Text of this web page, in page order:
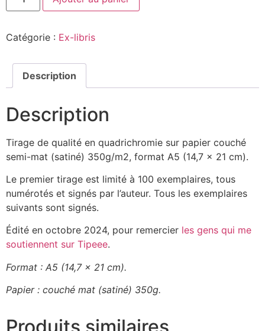
Catégorie : Ex-libris
Description
Description
Tirage de qualité en quadrichromie sur papier couché
semi-mat (satiné) 350g/m2, format A5 (14,7 x 21 cm).
Le premier tirage est limité à 100 exemplaires, tous
numérotés et signés par l’auteur. Tous les exemplaires
suivants sont signés.
Édité en octobre 2024, pour remercier les gens qui me
soutiennent sur Tipeee.
Format : A5 (14,7 x 21 cm).
Papier : couché mat (satiné) 350g.